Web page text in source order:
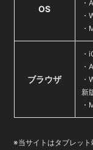
OS
ブラウザ
・
新
※当サイトはタブレット